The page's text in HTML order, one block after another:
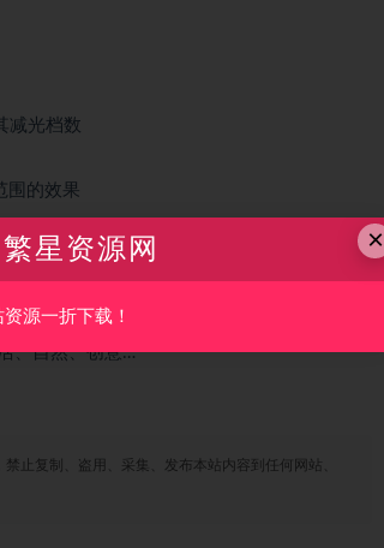
减光档数
围的效果
滤镜或弥补其缺憾
低后期带来的图像质量损失
、自然、创意…
止复制、盗用、采集、发布本站内容到任何网站、
×
繁星资源网
源一折下载！